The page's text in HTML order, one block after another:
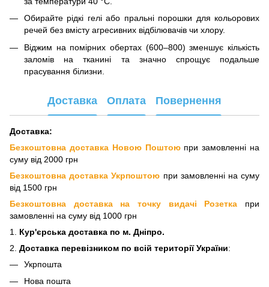
Обирайте рідкі гелі або пральні порошки для кольорових
речей без вмісту агресивних відбілювачів чи хлору.
Віджим на помірних обертах (600–800) зменшує кількість
заломів на тканині та значно спрощує подальше
прасування білизни.
Доставка Оплата Повернення
Доставка:
Безкоштовна доставка Новою Поштоюпри замовленні на
суму від 2000 грн
Безкоштовна доставка Укрпоштою при замовленні на суму
від 1500 грн
Безкоштовна доставка на точку видачі Розетка
при
замовленні на суму від 1000 грн
1. Кур'єрська доставка по м. Дніпро.
2. Доставка перевізником по всій території України:
Укрпошта
Нова пошта